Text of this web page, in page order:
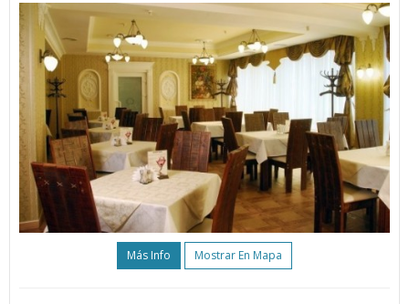
Más Info Mostrar En Mapa